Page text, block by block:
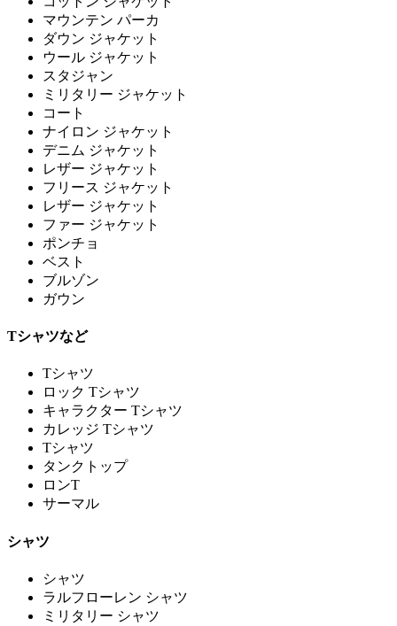
マウンテン パーカ
ダウン ジャケット
ウール ジャケット
スタジャン
ミリタリー ジャケット
コート
ナイロン ジャケット
デニム ジャケット
レザー ジャケット
フリース ジャケット
レザー ジャケット
ファー ジャケット
ポンチョ
ベスト
ブルゾン
ガウン
Tシャツなど
Tシャツ
ロック Tシャツ
キャラクター Tシャツ
カレッジ Tシャツ
Tシャツ
タンクトップ
ロンT
サーマル
シャツ
シャツ
ラルフローレン シャツ
ミリタリー シャツ